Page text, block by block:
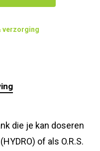
verzorging
die je kan doseren
of als O.R.S.